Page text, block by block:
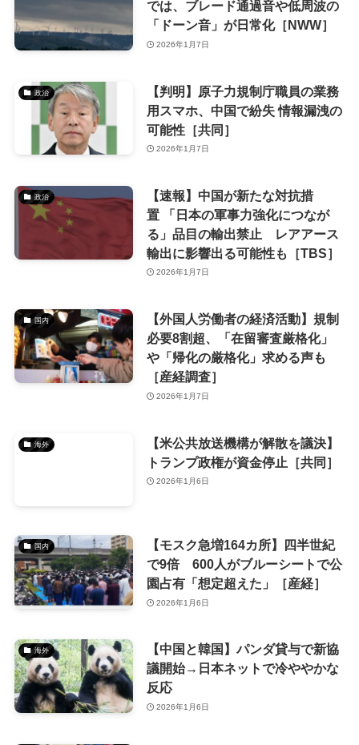
では、ブレード通過音や低周波の
「ドーン音」が日常化［NWW］
2026年1月7日
政治
【判明】原子力規制庁職員の業務
用スマホ、中国で紛失 情報漏洩の
可能性［共同］
2026年1月7日
政治
【速報】中国が新たな対抗措
置 「日本の軍事力強化につなが
る」品目の輸出禁止 レアアース
輸出に影響出る可能性も［TBS］
2026年1月7日
国内
【外国人労働者の経済活動】規制
必要8割超、「在留審査厳格化」
や「帰化の厳格化」求める声も
［産経調査］
2026年1月7日
海外
【米公共放送機構が解散を議決】
トランプ政権が資金停止［共同］
2026年1月6日
国内
【モスク急増164カ所】四半世紀
で9倍 600人がブルーシートで公
園占有「想定超えた」［産経］
2026年1月6日
海外
【中国と韓国】パンダ貸与で新協
議開始→日本ネットで冷ややかな
反応
2026年1月6日